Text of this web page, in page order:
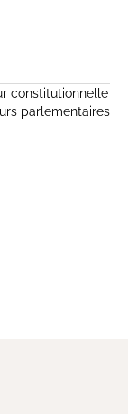
constitutionnelle
parlementaires